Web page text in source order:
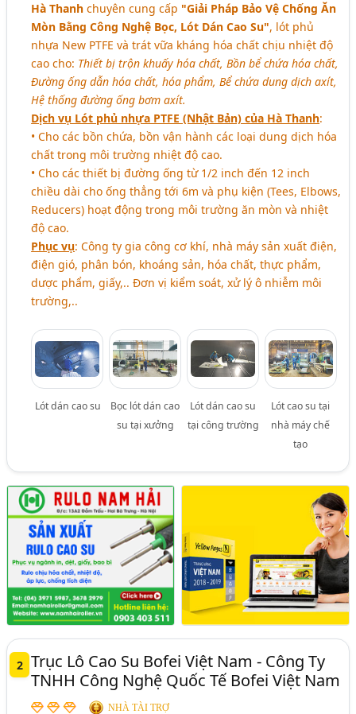
Hà Thanh chuyên cung cấp "Giải Pháp Bảo Vệ Chống Ăn
Mòn Bằng Công Nghệ Bọc, Lót Dán Cao Su", lót phủ
nhựa New PTFE và trát vữa kháng hóa chất chịu nhiệt độ
cao cho: Thiết bị trộn khuấy hóa chất, Bồn bể chứa hóa chất,
Đường ống dẫn hóa chất, hóa phẩm, Bể chứa dung dịch axít,
Hệ thống đường ống bơm axít.
Dịch vụ Lót phủ nhựa PTFE (Nhật Bản) của Hà Thanh:
• Cho các bồn chứa, bồn vận hành các loại dung dịch hóa
chất trong môi trường nhiệt độ cao.
• Cho các thiết bị đường ống từ 1/2 inch đến 12 inch
chiều dài cho ống thẳng tới 6m và phụ kiện (Tees, Elbows,
Reducers) hoạt động trong môi trường ăn mòn và nhiệt
độ cao.
Phục vụ: Công ty gia công cơ khí, nhà máy sản xuất điện,
điện gió, phân bón, khoáng sản, hóa chất, thực phẩm,
dược phẩm, giấy,.. Đơn vị kiểm soát, xử lý ô nhiễm môi
trường,..
Lót dán cao su
Bọc lót dán cao
su tại xưởng
Lót dán cao su
tại công trường
Lót cao su tại
nhà máy chế
tạo
2 Trục Lô Cao Su Bofei Việt Nam - Công Ty
TNHH Công Nghệ Quốc Tế Bofei Việt Nam
NHÀ TÀI TRỢ